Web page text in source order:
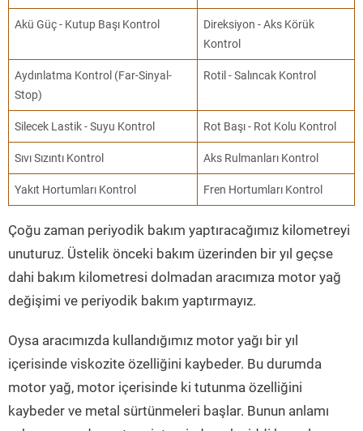
Akü Güç - Kutup Başı Kontrol
Direksiyon - Aks Körük
Kontrol
Aydınlatma Kontrol (Far-Sinyal-
Stop)
Rotil - Salıncak Kontrol
Silecek Lastik - Suyu Kontrol Rot Başı - Rot Kolu Kontrol
Sıvı Sızıntı Kontrol Aks Rulmanları Kontrol
Yakıt Hortumları Kontrol Fren Hortumları Kontrol
Çoğu zaman periyodik bakım yaptıracağımız kilometreyi
unuturuz. Üstelik önceki bakım üzerinden bir yıl geçse
dahi bakım kilometresi dolmadan aracımıza motor yağ
değişimi ve periyodik bakım yaptırmayız.
Oysa aracımızda kullandığımız motor yağı bir yıl
içerisinde viskozite özelliğini kaybeder. Bu durumda
motor yağ, motor içerisinde ki tutunma özelliğini
kaybeder ve metal sürtünmeleri başlar. Bunun anlamı